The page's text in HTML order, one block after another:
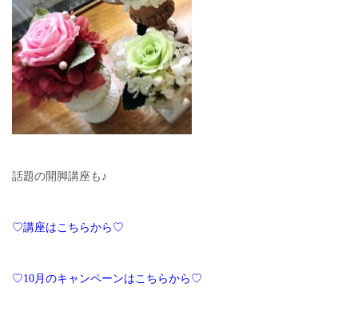
話題の開脚講座も♪
♡講座はこちらから♡
♡10月のキャンペーンはこちらから♡